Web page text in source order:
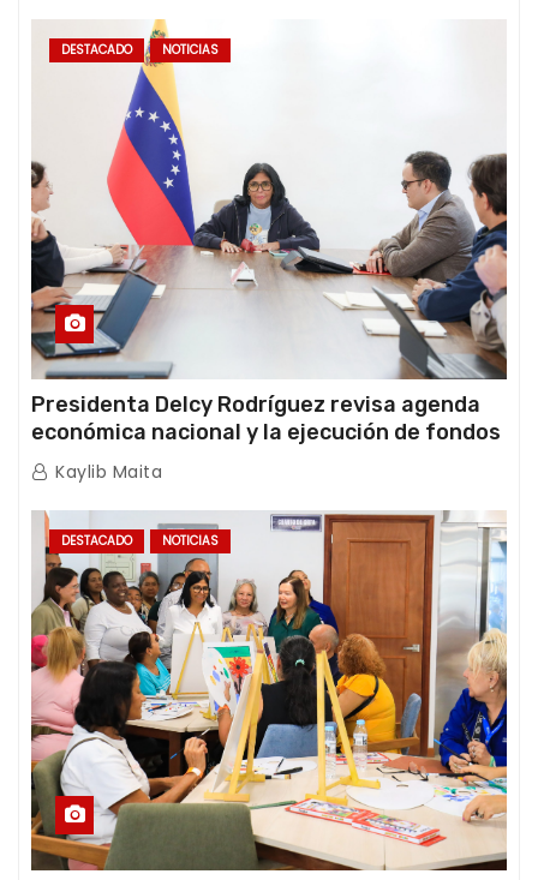
DESTACADO NOTICIAS
Presidenta Delcy Rodríguez revisa agenda
económica nacional y la ejecución de fondos
de emergencia post-sismos
Kaylib Maita
DESTACADO NOTICIAS